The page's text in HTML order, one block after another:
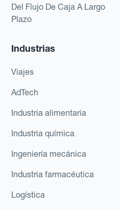
Del Flujo De Caja A Largo
Plazo
Industrias
Viajes
AdTech
Industria alimentaria
Industria química
Ingeniería mecánica
Industria farmacéutica
Logística